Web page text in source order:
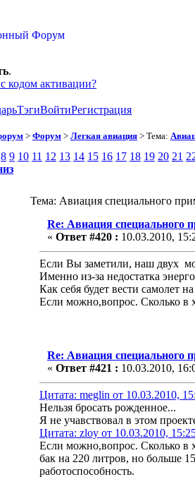
.
кодом активации?
ТэгиВойтиРегистрация
> Форум > Легкая авиация > Тема:
8 9 10 11 12 13 14 15 16 17 18 19 20 21
Тема: Авиация специального
Re: Авиация специального
« Ответ #420 : 10.03.2010,
Если Вы заметили, наш двух
Именно из-за недостатка
Как себя будет вести самолет
Если можно,вопрос. Сколько в
Re: Авиация специального
« Ответ #421 : 10.03.2010,
Цитата: meglin от 10.03.2010,
Нельзя бросать рожденное...
Я не учавствовал в этом
Цитата: zloy от 10.03.2010,
Если можно,вопрос. Сколько в
бак на 220 литров, но больше
работоспособность.